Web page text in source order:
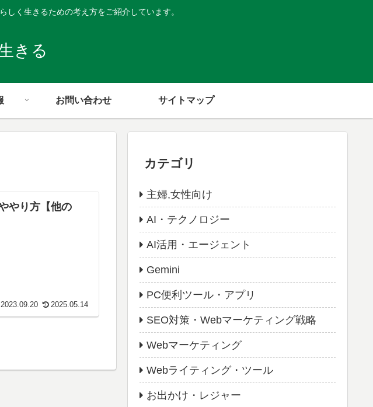
く生きるための考え方をご紹介しています。
きる
お問い合わせ サイトマップ
やり方【他の
2023.09.20 2025.05.14
カテゴリ
主婦,女性向け
AI・テクノロジー
AI活用・エージェント
Gemini
PC便利ツール・アプリ
SEO対策・Webマーケティング戦略
Webマーケティング
Webライティング・ツール
お出かけ・レジャー